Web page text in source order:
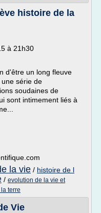
histoire de la
à 21h30
d'être un long fleuve
série de
soudaines de
sont intimement liés à
la vie / histoire de l
/ evolution de la vie et
terre
Vie